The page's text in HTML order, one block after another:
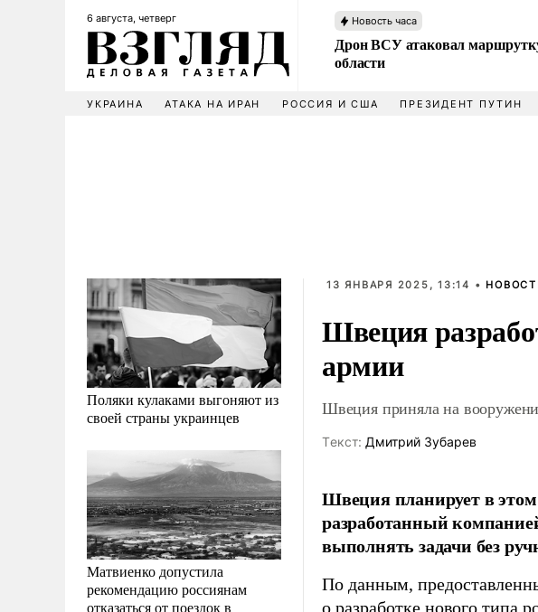
6 августа, четверг Новость часа
Дрон ВСУ атаковал
области
УКРАИНА АТАКА НА ИРАН РОССИЯ И США ПРЕЗИДЕНТ ПУТИН
Поляки кулаками выгоняют из
своей страны украинцев
Матвиенко допустила
рекомендацию россиянам
отказаться от поездок в
13 ЯНВАРЯ 2025, 13:14 •
Швеция
армии
Швеция приняла на
Tекст: Дмитрий Зубарев
Швеция планирует в
разработанный
выполнять задачи без
По данным,
о разработке нового типа